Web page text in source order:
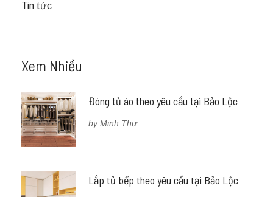
Tin tức
Xem Nhiều
Đóng tủ áo theo yêu cầu tại Bảo Lộc
by Minh Thư
Lắp tủ bếp theo yêu cầu tại Bảo Lộc